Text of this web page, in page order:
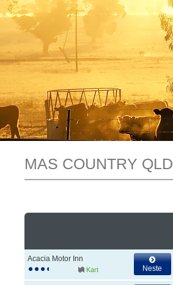
MAS COUNTRY QLD
Acacia Motor Inn
Kart Neste